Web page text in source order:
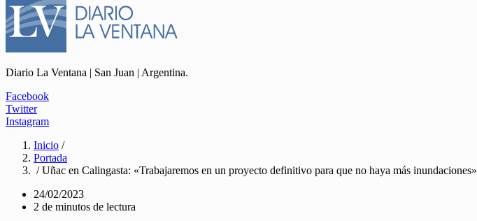
Diario La Ventana | San Juan | Argentina.
Facebook
Twitter
Instagram
Inicio /
Portada
/ Uñac en Calingasta: «Trabajaremos en un proyecto definitivo para que no haya más inundaciones»
24/02/2023
2 de minutos de lectura